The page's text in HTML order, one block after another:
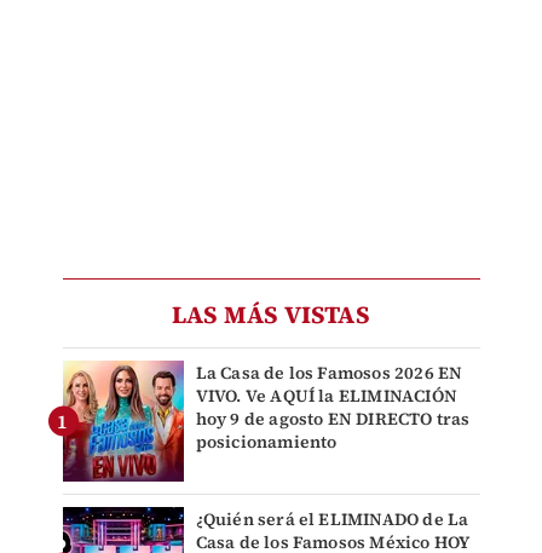
LAS MÁS VISTAS
La Casa de los Famosos 2026 EN
VIVO. Ve AQUÍ la ELIMINACIÓN
hoy 9 de agosto EN DIRECTO tras
posicionamiento
¿Quién será el ELIMINADO de La
Casa de los Famosos México HOY